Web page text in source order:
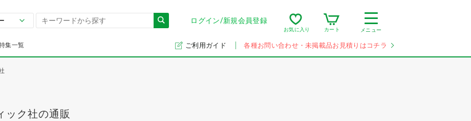
ログイン/新規会員登録
お気に入り カート メニュー
集一覧 ご利用ガイド 各種お問い合わせ・未掲載品お見積りはコチラ
ック社の通販